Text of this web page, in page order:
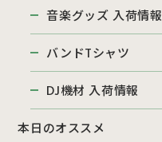
音楽グッズ 入荷情報
バンドTシャツ
DJ機材 入荷情報
本日のオススメ